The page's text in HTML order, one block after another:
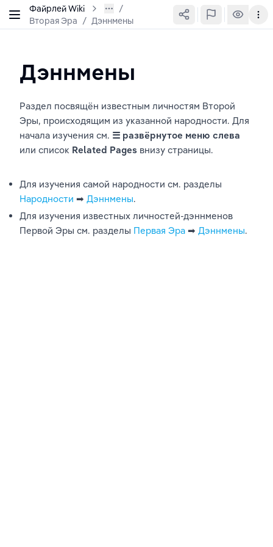
Файрлей Wiki
Вторая Эра / Дэннмены
Дэннмены
Раздел посвящён известным личностям Второй
Эры, происходящим из указанной народности. Для
начала изучения см. ☰ развёрнутое меню слева
или список Related Pages внизу страницы.
Для изучения самой народности см. разделы
Народности ➡︎ Дэннмены.
Для изучения известных личностей-дэннменов
Первой Эры см. разделы Первая Эра ➡︎ Дэннмены.